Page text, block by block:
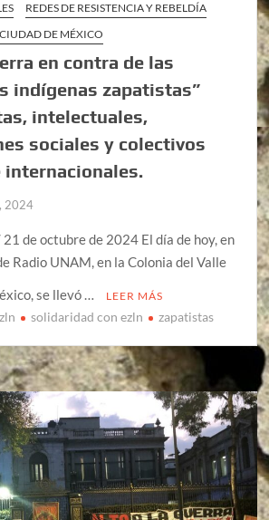
REDES DE RESISTENCIA Y REBELDÍA
DE MÉXICO
en contra de las
indígenas zapatistas”
intelectuales,
sociales y colectivos
internacionales.
2024
de octubre de 2024 El día de hoy, en
Radio UNAM, en la Colonia del Valle
se llevó …
LEER MÁS
solidaridad con ezln zapatistas